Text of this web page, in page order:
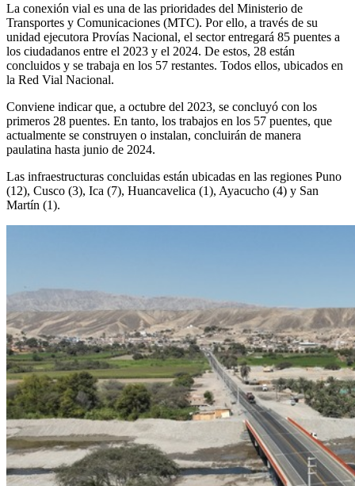
La conexión vial es una de las prioridades del Ministerio de
Transportes y Comunicaciones (MTC). Por ello, a través de su
unidad ejecutora Provías Nacional, el sector entregará 85 puentes a
los ciudadanos entre el 2023 y el 2024. De estos, 28 están
concluidos y se trabaja en los 57 restantes. Todos ellos, ubicados en
la Red Vial Nacional.
Conviene indicar que, a octubre del 2023, se concluyó con los
primeros 28 puentes. En tanto, los trabajos en los 57 puentes, que
actualmente se construyen o instalan, concluirán de manera
paulatina hasta junio de 2024.
Las infraestructuras concluidas están ubicadas en las regiones Puno
(12), Cusco (3), Ica (7), Huancavelica (1), Ayacucho (4) y San
Martín (1).